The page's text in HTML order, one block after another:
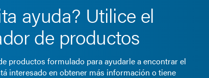
ayuda? Utilice el
de productos
productos formulado para ayudarle a encontrar el
interesado en obtener más información o tiene